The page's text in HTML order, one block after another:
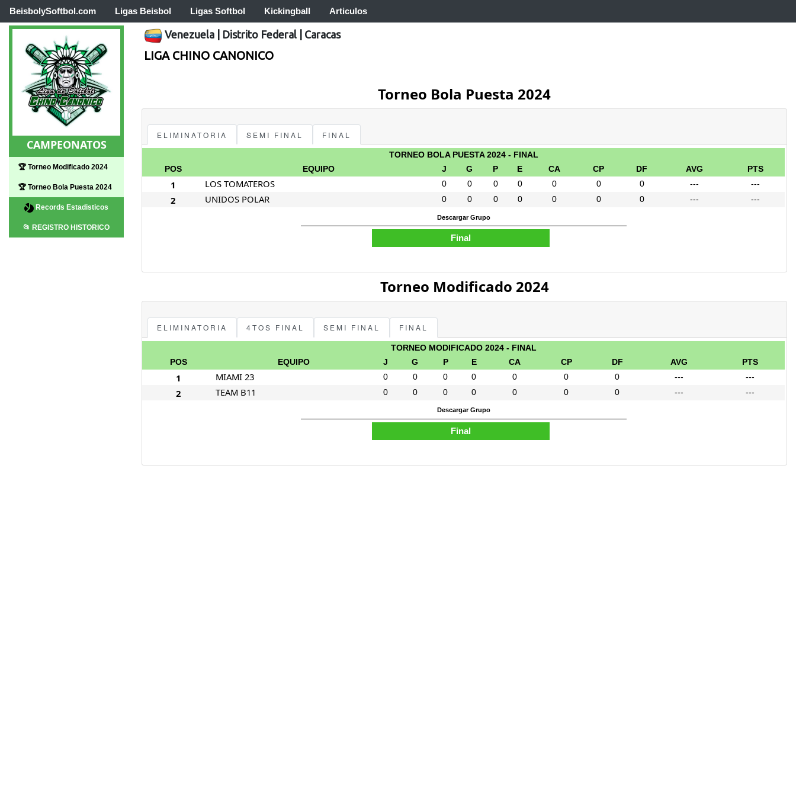
BeisbolySoftbol.com Ligas Beisbol Ligas Softbol Kickingball Articulos
CAMPEONATOS
🏆 Torneo Modificado 2024
🏆 Torneo Bola Puesta 2024
Records Estadisticos
📂 REGISTRO HISTORICO
Venezuela Distrito Federal Caracas
LIGA CHINO CANONICO
Torneo Bola Puesta 2024
ELIMINATORIA SEMI FINAL FINAL
TORNEO BOLA PUESTA 2024 - FINAL
POS
EQUIPO J G P E CA CP DF AVG PTS
1 LOS TOMATEROS 0 0 0 0 0 0 0 --- ---
2 UNIDOS POLAR 0 0 0 0 0 0 0 --- ---
Torneo Modificado 2024
ELIMINATORIA 4TOS FINAL SEMI FINAL FINAL
TORNEO MODIFICADO 2024 - FINAL
POS
EQUIPO J G P E CA CP DF AVG PTS
1 MIAMI 23 0 0 0 0 0 0 0 --- ---
2 TEAM B11 0 0 0 0 0 0 0 --- ---